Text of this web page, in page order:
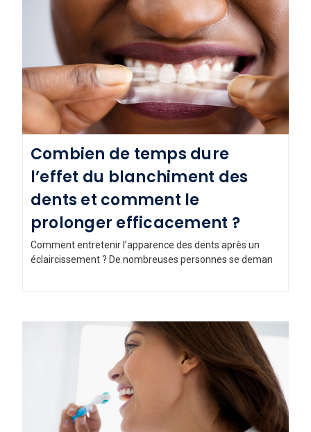
Combien de temps dure
l’effet du blanchiment des
dents et comment le
prolonger efficacement ?
Comment entretenir l’apparence des dents après un
éclaircissement ? De nombreuses personnes se deman